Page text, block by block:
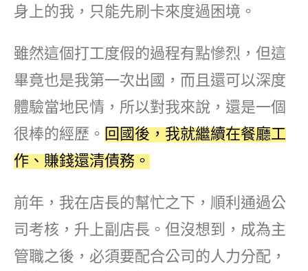
身上的我，只能先刷卡來度過困境。
雖然這個打工度假的過程有點慘烈，但這
畢竟也是我第一次出國，而且還可以深度
體驗當地民情，所以對我來說，還是一個
很棒的經歷。 回國後，我就繼續在餐廳工
作、賺錢還清債務。
前年，我在店長的幫忙之下，順利通過公
司考核，升上副店長。但沒想到，成為主
管職之後，必須要配合公司的人力分配，